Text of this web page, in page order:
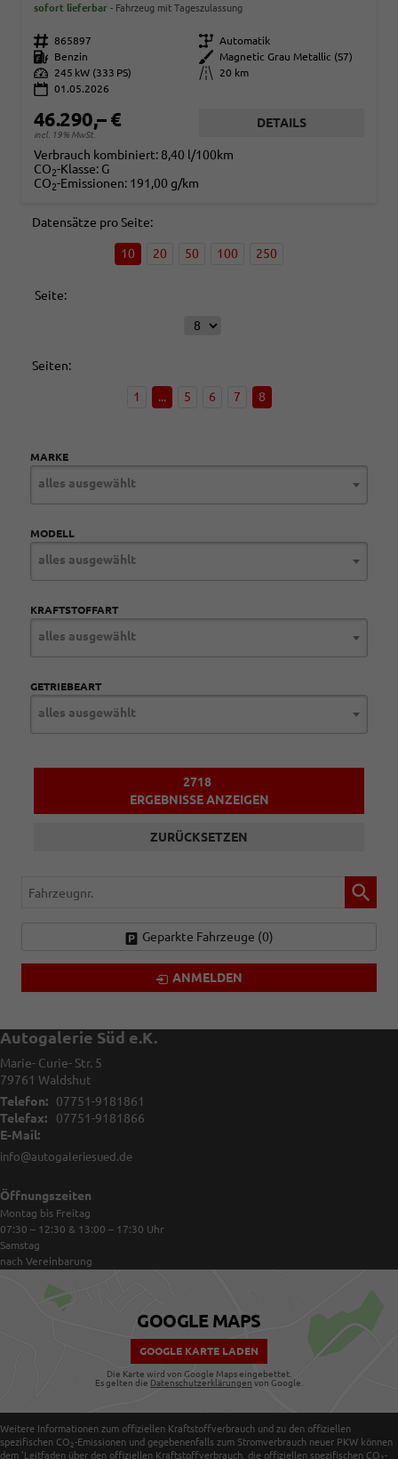
sofort lieferbar Fahrzeug mit Tageszulassung
Fahrzeugnr. 865897 Getriebe Automatik
Kraftstoff
Benzin Außenfarbe
Magnetic Grau Metallic (S7)
Leistung
245 kW (333 PS) Kilometerstand
20 km
01.05.2026
46.290,– €
incl. 19% MwSt.
DETAILS
Verbrauch kombiniert: 8,40 l/100km
CO2-Klasse: G
CO2-Emissionen: 191,00 g/km
Datensätze pro Seite:
10 20 50 100 250
Seite:
Seiten:
1 ... 5 6 7 8
MARKE
alles ausgewählt
MODELL
alles ausgewählt
KRAFTSTOFFART
alles ausgewählt
GETRIEBEART
alles ausgewählt
2718
ERGEBNISSE ANZEIGEN
ZURÜCKSETZEN
Fahrzeugnr.
Geparkte Fahrzeuge (0)
ANMELDEN
Autogalerie Süd e.K.
Marie- Curie- Str. 5
79761 Waldshut
Telefon:
07751-9181861
Telefax:
07751-9181866
E-Mail:
info@autogaleriesued.de
Öffnungszeiten
Montag bis Freitag
07:30 – 12:30 & 13:00 – 17:30 Uhr
Samstag
nach Vereinbarung
GOOGLE MAPS
GOOGLE KARTE LADEN
Die Karte wird von Google Maps eingebettet.
Es gelten die Datenschutzerklärungen von Google.
Weitere Informationen zum offiziellen Kraftstoffverbrauch und zu den offiziellen
spezifischen CO 2-Emissionen und gegebenenfalls zum Stromverbrauch neuer PKW können
dem 'Leitfaden über den offiziellen Kraftstoffverbrauch, die offiziellen spezifischen CO -